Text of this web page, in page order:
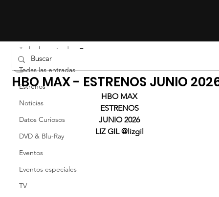
Todas las entradas
Estrenos
Noticias
Datos Curiosos
DVD & Blu-Ray
Eventos
Eventos especiales
TV
Todas las entradas
HBO MAX - ESTRENOS JUNIO
HBO MAX
ESTRENOS
JUNIO 2026
LIZ GIL @lizgil